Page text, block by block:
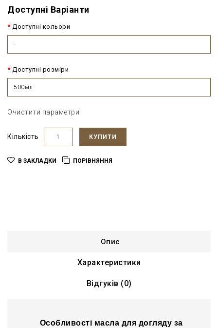
Доступні Варіанти
Доступні кольори
-
Доступні розміри
500мл
Очистити параметри
Кількість КУПИТИ
В ЗАКЛАДКИ ПОРІВНЯННЯ
Опис
Характеристики
Відгуків (0)
Особливості масла для догляду за